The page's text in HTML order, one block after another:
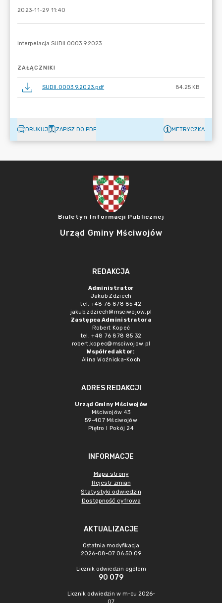
2023-11-29 11:40
ZAŁĄCZNIKI
SUDII.0003.9.2023.pdf 84.25 KB
DRUKUJ ZAPISZ DO PDF METRYCZKA
Biuletyn Informacji Publicznej
Urząd Gminy Mściwojów
REDAKCJA
Administrator
Jakub Zdziech
tel. +48 76 878 85 42
jakub.zdziech@msciwojow.pl
Zastępca Administratora
Robert Kopeć
tel. +48 76 878 85 32
robert.kopec@msciwojow.pl
Współredaktor:
Alina Woźnicka-Koch
ADRES REDAKCJI
Urząd Gminy Mściwojów
Mściwojów 43
59-407 Mściwojów
Piętro I Pokój 24
INFORMACJE
Mapa strony
Rejestr zmian
Statystyki odwiedzin
Dostępność cyfrowa
AKTUALIZACJE
Ostatnia modyfikacja
2026-08-07 06:50:09
Licznik odwiedzin ogółem
90 079
Licznik odwiedzin w m-cu 2026-